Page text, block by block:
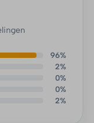
96%
2%
0%
0%
2%